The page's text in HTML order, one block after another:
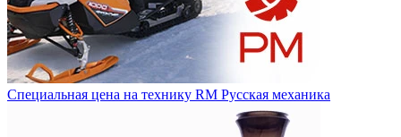
Специальная цена на технику RM Русская механика